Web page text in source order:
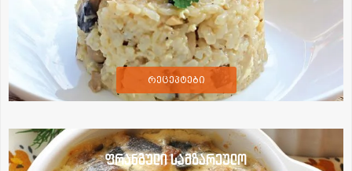
რეცეპტები
ფრანგული სამზარეულო